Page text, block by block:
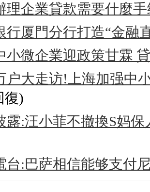
理企業貸款需要什麼
行厦門分行打造“金融
小微企業迎政策甘霖
户大走访!上海加强中
復)
露:汪小菲不撤換S妈
台:巴萨相信能够支付